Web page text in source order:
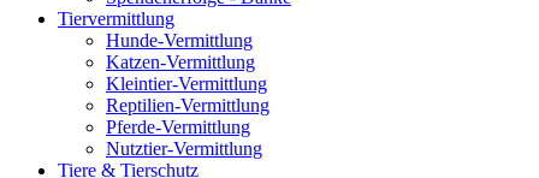
Tiervermittlung
Hunde-Vermittlung
Katzen-Vermittlung
Kleintier-Vermittlung
Reptilien-Vermittlung
Pferde-Vermittlung
Nutztier-Vermittlung
Tiere & Tierschutz